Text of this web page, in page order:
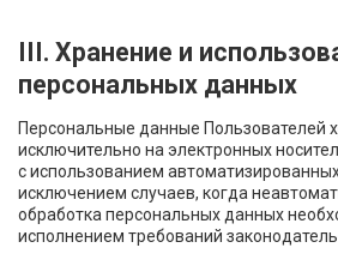
III. Хранение и
персональных данных
Персональные данные Пользователей
исключительно на электронных
с использованием
исключением случаев, когда
обработка персональных данных
исполнением требований